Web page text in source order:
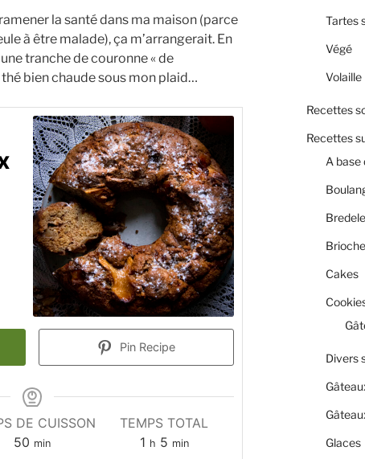
la santé dans ma maison (parce
à être malade), ça m’arrangerait. En
tranche de couronne « de
bien chaude sous mon plaid…
Pin Recipe
DE CUISSON
50 minutes
min
TEMPS TOTAL
1heure
h 5minutes
min
Tartes
Végé
Volaille
Recettes
Recettes
A base
Bredele
Cakes
Divers
Glaces